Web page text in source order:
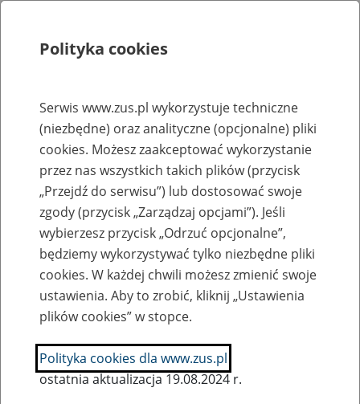
Rejestry, ewidencje i archiwa
Baza zlikwidowanych lub
przekształconych zakładów pracy
Nazwa zakładu pracy:
SZUKAJ
Polityka cookies
Serwis www.zus.pl wykorzystuje techniczne
(niezbędne) oraz analityczne (opcjonalne) pliki
cookies. Możesz zaakceptować wykorzystanie
przez nas wszystkich takich plików (przycisk
„Przejdź do serwisu”) lub dostosować swoje
zgody (przycisk „Zarządzaj opcjami”). Jeśli
wybierzesz przycisk „Odrzuć opcjonalne”,
będziemy wykorzystywać tylko niezbędne pliki
cookies. W każdej chwili możesz zmienić swoje
ustawienia. Aby to zrobić, kliknij „Ustawienia
plików cookies” w stopce.
Polityka cookies dla www.zus.pl
ostatnia aktualizacja 19.08.2024 r.